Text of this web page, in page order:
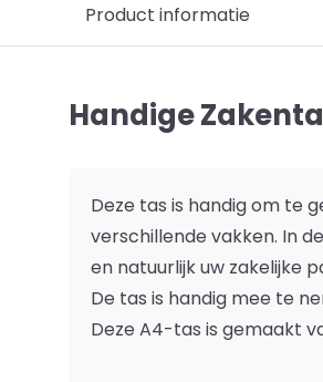
Product informatie
Handige
Deze tas is handig om te
verschillende vakken. In
en natuurlijk uw zakelijke
De tas is handig mee te
Deze A4-tas is gemaakt